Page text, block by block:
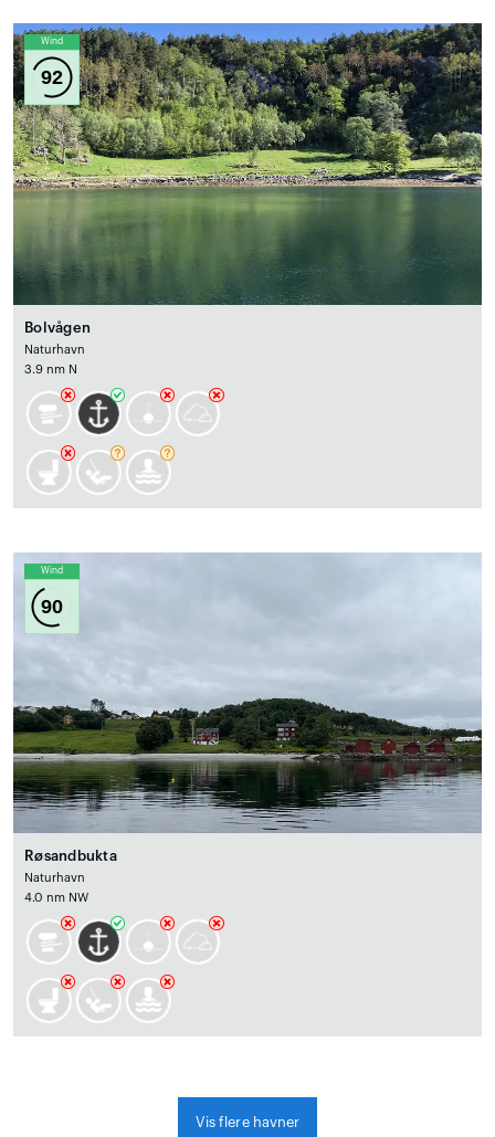
Wind
92
Bolvågen
Naturhavn
3.9 nm N
Wind
90
Røsandbukta
Naturhavn
4.0 nm NW
Vis flere havner